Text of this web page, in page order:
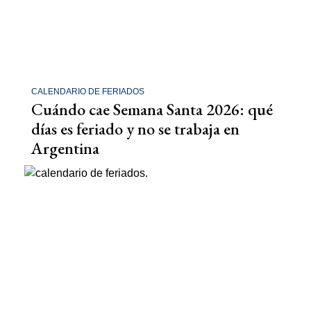
CALENDARIO DE FERIADOS
Cuándo cae Semana Santa 2026: qué
días es feriado y no se trabaja en
Argentina